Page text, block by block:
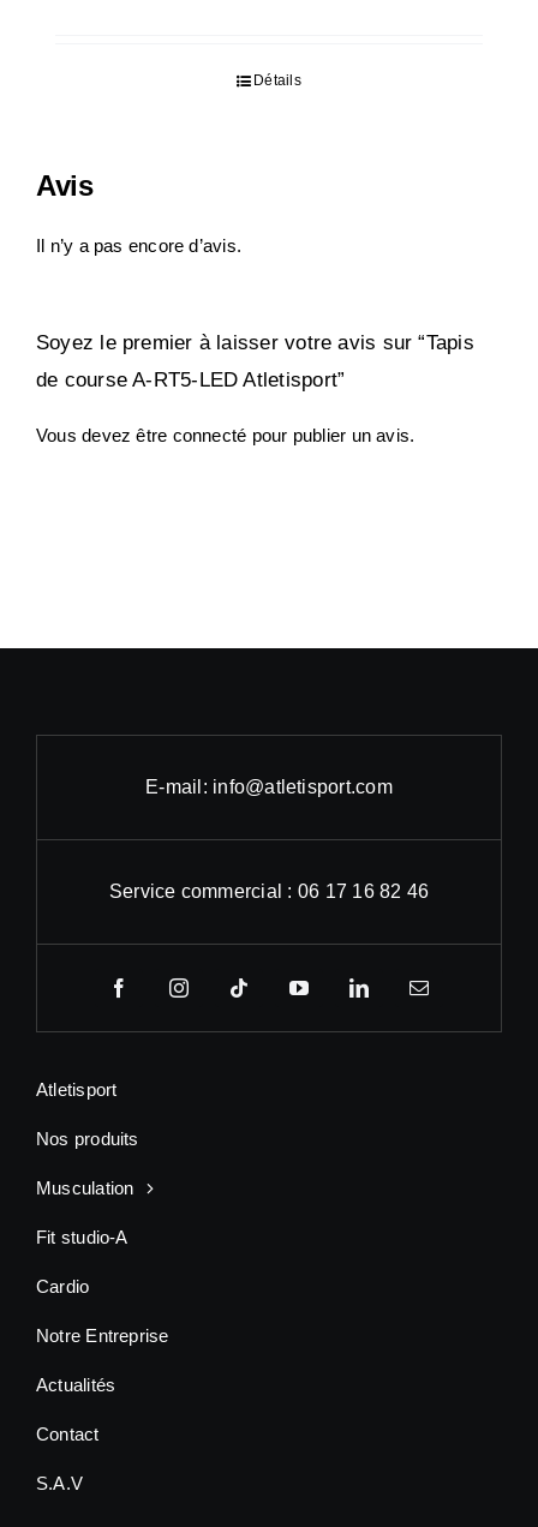
Détails
Avis
Il n’y a pas encore d’avis.
Soyez le premier à laisser votre avis sur “Tapis
de course A-RT5-LED Atletisport”
Vous devez être connecté pour publier un avis.
E-mail: info@atletisport.com
Service commercial : 06 17 16 82 46
Atletisport
Nos produits
Musculation
Fit studio-A
Cardio
Notre Entreprise
Actualités
Contact
S.A.V